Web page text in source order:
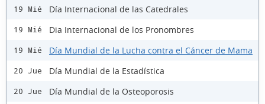
19 Mié Día Internacional de las Catedrales
19 Mié Dia Internacional de los Pronombres
19 Mié Día Mundial de la Lucha contra el Cáncer de Mama
20 Jue Día Mundial de la Estadística
20 Jue Día Mundial de la Osteoporosis